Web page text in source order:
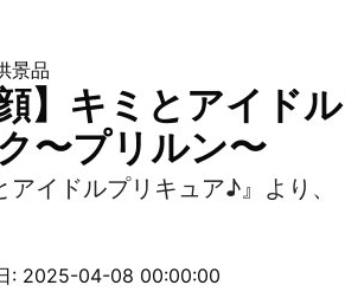
景品
顔】キミとアイド
〜プリルン〜
アイドルプリキュア♪』より
: 2025-04-08 00:00:00